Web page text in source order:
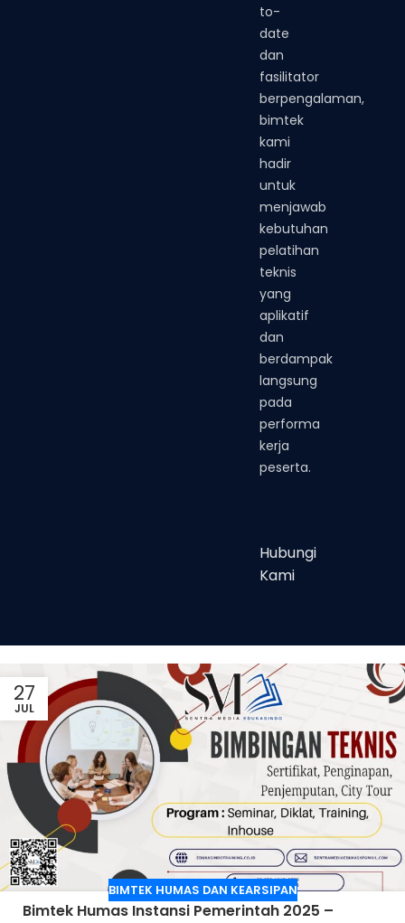
to-
date
dan
fasilitator
berpengalaman,
bimtek
kami
hadir
untuk
menjawab
kebutuhan
pelatihan
teknis
yang
aplikatif
dan
berdampak
langsung
pada
performa
kerja
peserta.
Hubungi
Kami
27
JUL
BIMTEK HUMAS DAN KEARSIPAN
Bimtek Humas Instansi Pemerintah 2025 –